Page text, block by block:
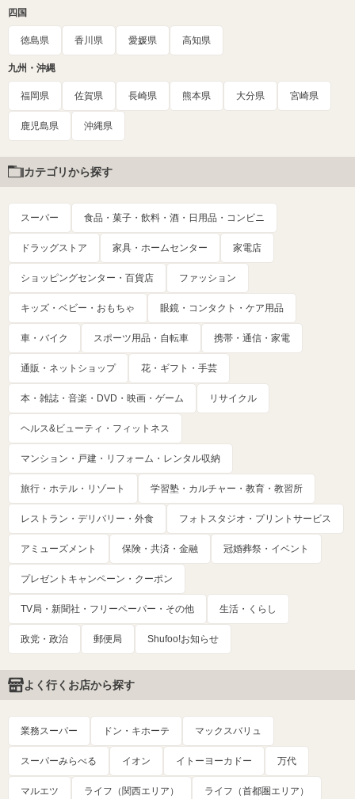
四国
徳島県 香川県 愛媛県 高知県
九州・沖縄
福岡県 佐賀県 長崎県 熊本県 大分県 宮崎県
鹿児島県 沖縄県
カテゴリから探す
スーパー 食品・菓子・飲料・酒・日用品・コンビニ
ドラッグストア 家具・ホームセンター 家電店
ショッピングセンター・百貨店 ファッション
キッズ・ベビー・おもちゃ 眼鏡・コンタクト・ケア用品
車・バイク スポーツ用品・自転車 携帯・通信・家電
通販・ネットショップ 花・ギフト・手芸
本・雑誌・音楽・DVD・映画・ゲーム リサイクル
ヘルス&ビューティ・フィットネス
マンション・戸建・リフォーム・レンタル収納
旅行・ホテル・リゾート 学習塾・カルチャー・教育・教習所
レストラン・デリバリー・外食 フォトスタジオ・プリントサービス
アミューズメント 保険・共済・金融 冠婚葬祭・イベント
プレゼントキャンペーン・クーポン
TV局・新聞社・フリーペーパー・その他 生活・くらし
政党・政治 郵便局 Shufoo!お知らせ
よく行くお店から探す
業務スーパー ドン・キホーテ マックスバリュ
スーパーみらべる イオン イトーヨーカドー 万代
マルエツ ライフ（関西エリア） ライフ（首都圏エリア）